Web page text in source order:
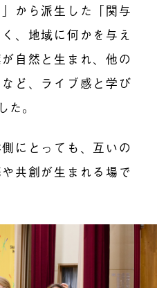
から派生した「関与
、地域に何かを与え
自然と生まれ、他の
ど、ライブ感と学び
。
にとっても、互いの
共創が生まれる場で